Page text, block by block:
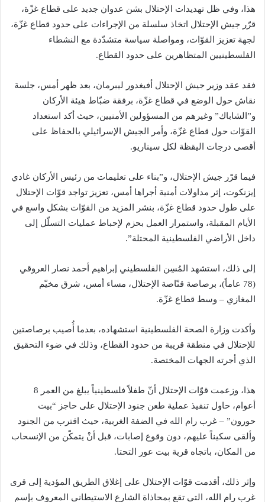
هذا، وفي ظل تهديدات الإحتلال بشن عدوان جديد على قطاع غزّة،
قرّر جيش الإحتلال اتخاذ سلسلة من الإجراءات على حدود قطاع غزّة،
لجهة تعزيز القوّات، ومواصلة سياسة متشدّدة مع النشطاء
الفلسطينيين المتظاهرين على حدود القطاع.
فقد عقد وزير جيش الإحتلال أفيغدور ليبرمان، بعد ظهر أمس، جلسة
نقاش حول الوضع في قطاع غزّة، برفقة ضبّاط هيئة الأركان
و”الشاباك” وغيرهم من المسؤولين الأمنيين، حيث أكد استعداد
القوّات حول قطاع غزّة، وأمر الجيش الإسرائيلي بالحفاظ على
أقصى درجات اليقظة لكل سيناريو.
فيما قرّر جيش الإحتلال، و”بناء على تعليمات من رئيس الأركان غادي
إيزنكوت، إثر مداولات أمنية أجراها أمس، تعزيز تواجد قوّات الإحتلال
على طول حدود قطاع غزّة، بنشر المزيد من القوّات بشكل واسع في
الأيام المقبلة، واستمرار العمل بحزم لإحباط عمليات التسلّل إلى
داخل الأراضي الفلسطينية المحتلة”.
إلى ذلك، استشهد المُسِن الفلسطيني إبراهيم أحمد نصار العروقي
(78 عاماً)، برصاصة قنّاصة الإحتلال، مساء أمس، شرق مخيّم
المغازي – وسط قطاع غزّة.
وأكدت وزارة الصحة الفلسطينية استشهاده، بعدما أُصيب برصاصتين
للإحتلال في منطقة قريبة من حدود القطاع، وذلك في ضوء التحقيق
الذي أجرته الجهات المختصة.
هذا، وزعمت قوّات الإحتلال أنّ طفلاً فلسطينياً يبلغ من العمر 8
أعوام، حاول تنفيذ عملية طعن جنود الإحتلال على حاجز “بيت
حورون” – غرب رام الله في الضفة الغربية، حيث اقترب من الجنود
وألقى سكيناً عليهم، دون وقوع إصابات، قبل أنْ يتمكّن من الإنسحاب
من المكان، باتجاه قرية بيت عور التحتا.
وإثر ذلك، أقدمت قوّات الإحتلال على إغلاق الطريق المؤدية إلى قرى
غرب رام الله، التي تقع بمحاذاة الشارع الاستيطاني المعروف بإسم